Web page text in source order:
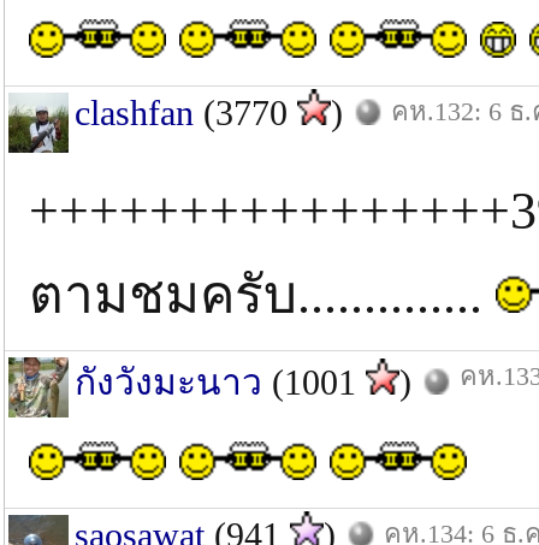
clashfan (3770 ) คห.132: 6 ธ.
ตามชมครับ..............
กังวังมะนาว (1001 ) คห
saosawat(941 ) คห.134: 6 ธ.